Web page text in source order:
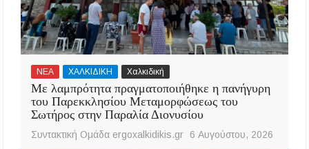
ΝΕΑ ΧΑΛΚΙΔΙΚΗ Χαλκιδική
Με λαμπρότητα πραγματοποιήθηκε η πανήγυρη
του Παρεκκλησίου Μεταμορφώσεως του
Σωτήρος στην Παραλία Διονυσίου
Συντακτική Ομάδα ergoxalkidikis.gr 6 Αυγούστου, 2026